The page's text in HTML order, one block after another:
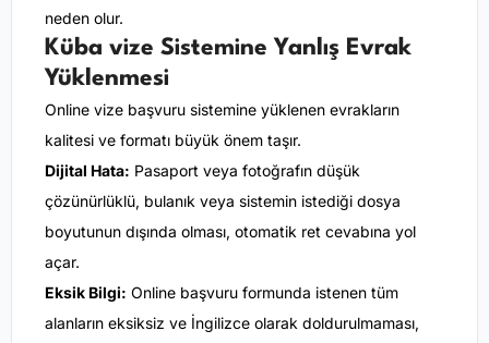
neden olur.
Küba vize Sistemine Yanlış Evrak
Yüklenmesi
Online vize başvuru sistemine yüklenen evrakların
kalitesi ve formatı büyük önem taşır.
Dijital Hata: Pasaport veya fotoğrafın düşük
çözünürlüklü, bulanık veya sistemin istediği dosya
boyutunun dışında olması, otomatik ret cevabına yol
açar.
Eksik Bilgi: Online başvuru formunda istenen tüm
alanların eksiksiz ve İngilizce olarak doldurulmaması,